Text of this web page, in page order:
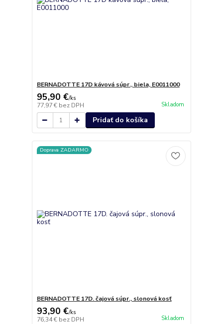
BERNADOTTE 17D kávová súpr., biela, E0011000
95,90 €/ks
77,97 € bez DPH Skladom
Pridať do košíka
Doprava ZADARMO
BERNADOTTE 17D. čajová súpr., slonová kosť
93,90 €/ks
76,34 € bez DPH Skladom